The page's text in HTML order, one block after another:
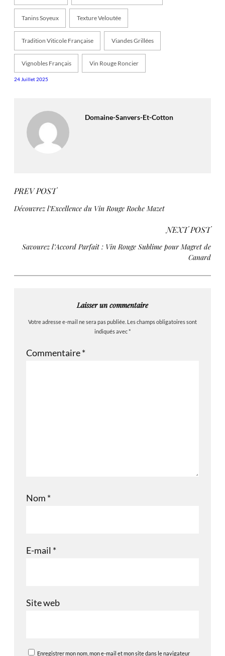
Tanins Soyeux Texture Veloutée
Tradition Viticole Française Viandes Grillées
Vignobles Français Vin Rouge Roncier
24 Juillet 2025
Domaine-Sanvers-Et-Cotton
PREV POST
Découvrez l’Excellence du Vin Rouge Roche Mazet
NEXT POST
Savourez l’Accord Parfait : Vin Rouge Sublime pour Magret de
Canard
Laisser un commentaire
Votre adresse e-mail ne sera pas publiée. Les champs obligatoires sont
indiqués avec*
Commentaire*
Nom *
E-mail *
Site web
Enregistrer mon nom, mon e-mail et mon site dans le navigateur